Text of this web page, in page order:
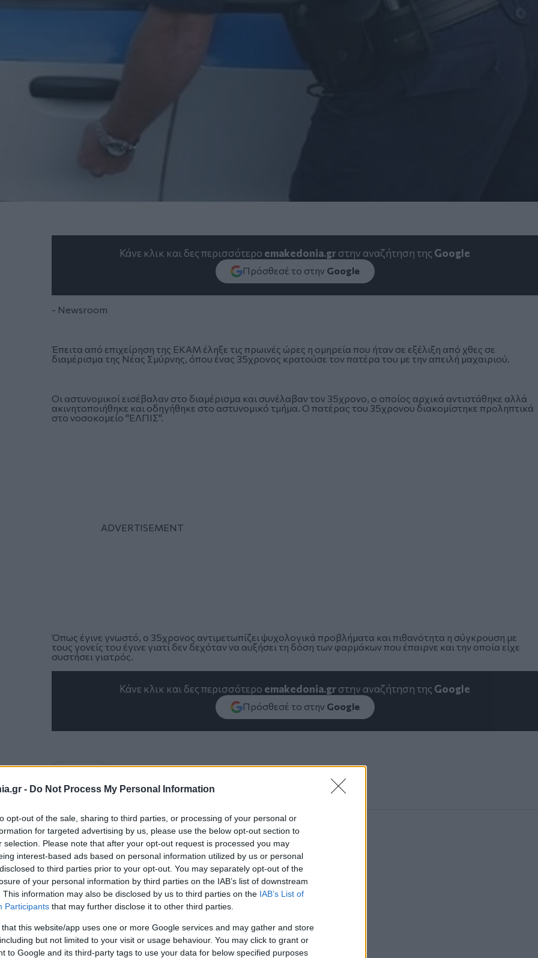
- Do Not Process My Personal Information
opt-out of the sale, sharing to third parties, or processing of your personal or
for targeted advertising by us, please use the below opt-out section to
selection. Please note that after your opt-out request is processed you may
interest-based ads based on personal information utilized by us or personal
to third parties prior to your opt-out. You may separately opt-out of the
of your personal information by third parties on the IAB’s list of downstream
This information may also be disclosed by us to third parties on the IAB’s List of
Participants that may further disclose it to other third parties.
that this website/app uses one or more Google services and may gather and store
but not limited to your visit or usage behaviour. You may click to grant or
to Google and its third-party tags to use your data for below specified purposes
Κάνε κλικ και δες περισσότερο emakedonia.grστην αναζήτηση της Google
Πρόσθεσέ το στην Google
- Newsroom
Έπειτα από επιχείρηση της ΕΚΑΜ έληξε τις πρωινές ώρες η ομηρεία που ήταν σε εξέλιξη από χθες σε
διαμέρισμα της Νέας Σμύρνης, όπου ένας 35χρονος κρατούσε τον πατέρα του με την απειλή μαχαιριού.
Οι αστυνομικοί εισέβαλαν στο διαμέρισμα και συνέλαβαν τον 35χρονο, ο οποίος αρχικά αντιστάθηκε αλλά
ακινητοποιήθηκε και οδηγήθηκε στο αστυνομικό τμήμα. Ο πατέρας του 35χρονου διακομίστηκε προληπτικά
στο νοσοκομείο "ΕΛΠΙΣ".
Όπως έγινε γνωστό, ο 35χρονος αντιμετωπίζει ψυχολογικά προβλήματα και πιθανότητα η σύγκρουση με
τους γονείς του έγινε γιατί δεν δεχόταν να αυξήσει τη δόση των φαρμάκων που έπαιρνε και την οποία είχε
συστήσει γιατρός.
Κάνε κλικ και δες περισσότερο emakedonia.grστην αναζήτηση της Google
Πρόσθεσέ το στην Google
ΚΟΙΝΩΝΙΑ